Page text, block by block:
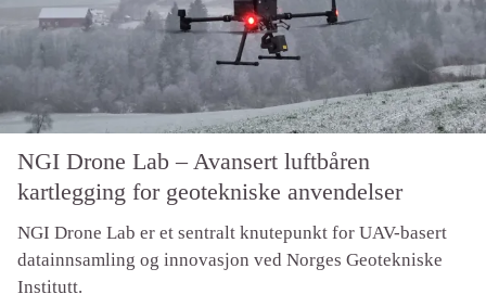
NGI Drone Lab – Avansert luftbåren
kartlegging for geotekniske anvendelser
NGI Drone Lab er et sentralt knutepunkt for UAV-basert
datainnsamling og innovasjon ved Norges Geotekniske
Institutt.